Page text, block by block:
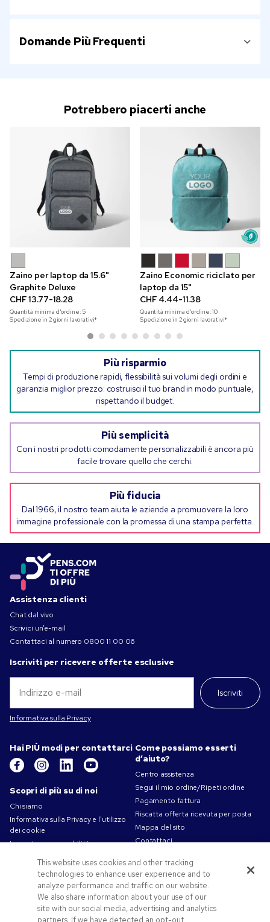
Domande Più Frequenti
Potrebbero piacerti anche
Zaino per laptop da 15.6"
Graphite Deluxe
CHF 13.77-18.28
Quantità minima d'ordine: 5
Spedizione in 2 giorni lavorativi*
Zaino Economic riciclato per
laptop da 15"
CHF 4.44-11.38
Quantità minima d'ordine:10
Spedizione in 2 giorni lavorativi*
Più risparmio
Tempi di produzione rapidi, flessibilità sui volumi degli ordini e
garanzia miglior prezzo: costruisci il tuo brand in modo puntuale,
rispettando il budget.
Più semplicità
Con i nostri prodotti comodamente personalizzabili è ancora più
facile trovare quello che cerchi.
Più fiducia
Dal 1966, il nostro team aiuta le aziende a promuovere la loro
immagine professionale con la promessa di una stampa perfetta.
Assistenza clienti
Chat dal vivo
Scrivici un’e-mail
Contattaci al numero 0800 11 00 06
Iscriviti per ricevere offerte esclusive
Iscriviti
Informativa sulla Privacy
Hai PIÙ modi per contattarci
Scopri di più su di noi
Chi siamo
Informativa sulla Privacy e l'utilizzo
dei cookie
La nostra responsabilità
Termini d'uso
Condizioni di vendita
Lavorare in Pens.com
Offerte e risorse
Gadget personalizzati
Come possiamo esserti
d’aiuto?
Centro assistenza
Segui il mio ordine/Ripeti ordine
Pagamento fattura
Riscatta offerta ricevuta per posta
Mappa del sito
Contattaci
This website uses cookies and other tracking
technologies to enhance user experience and to
analyze performance and traffic on our website.
We also share information about your use of our
site with our social media, advertising and analytics
partners. If we have detected an opt-out